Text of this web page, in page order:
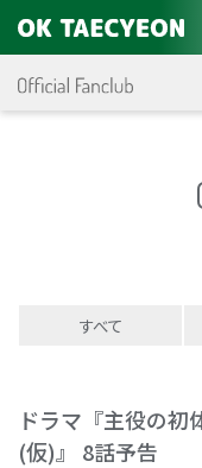
すべて
ドラマ『主役の初
(仮)』 8話予告